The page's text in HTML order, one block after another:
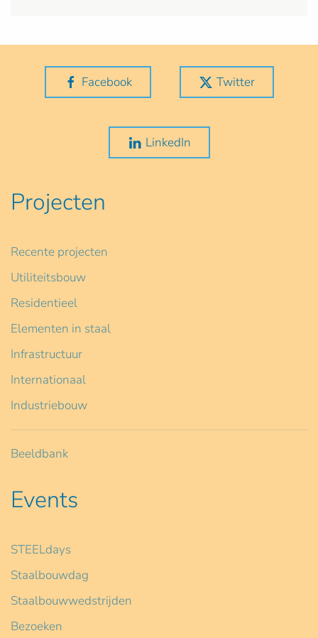
Facebook Twitter
LinkedIn
Projecten
Recente projecten
Utiliteitsbouw
Residentieel
Elementen in staal
Infrastructuur
Internationaal
Industriebouw
Beeldbank
Events
STEELdays
Staalbouwdag
Staalbouwwedstrijden
Bezoeken